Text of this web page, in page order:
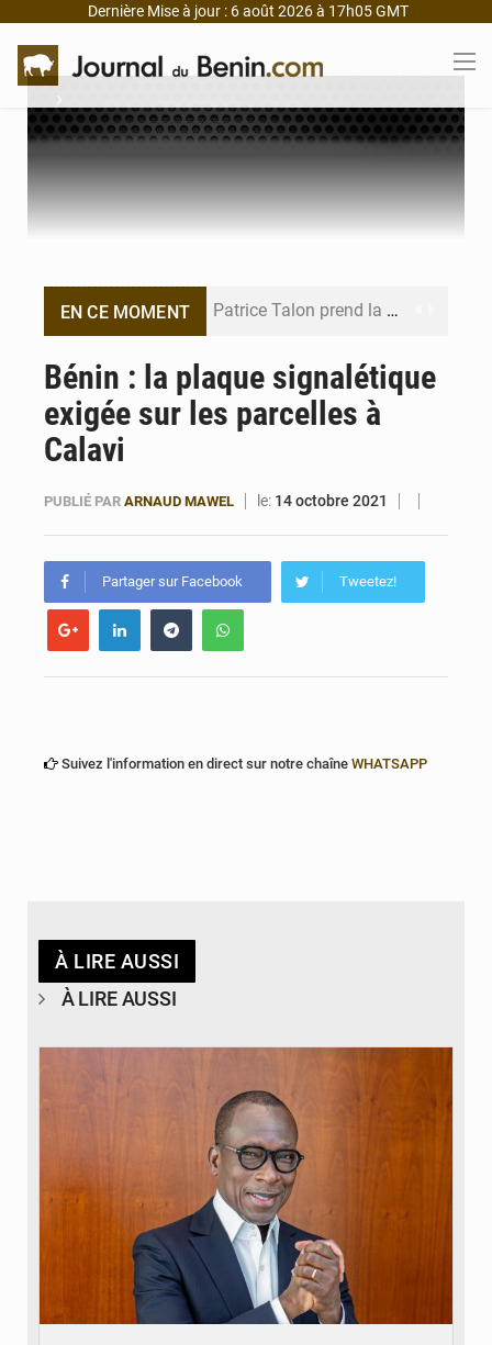
Dernière Mise à jour : 6 août 2026 à 17h05 GMT
›
EN CE MOMENT Patrice Talon prend la tête du premier bureau du Sénat du Bénin
Bénin : Djogbénou inspecte le chantier du siège de l’Assemblée
Bénin : 14,5 milliards de dollars pour faire de la CDN 3.0 un bouclier économique
Bénin : la plaque signalétique
exigée sur les parcelles à
Calavi
PUBLIÉ PAR ARNAUD MAWEL le: 14 octobre 2021
Partager sur Facebook Tweetez!
Suivez l'information en direct sur notre chaîne WHATSAPP
À LIRE AUSSI
À LIRE AUSSI